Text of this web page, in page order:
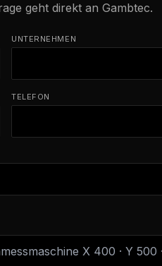
geht direkt an Gambtec.
UNTERNEHMEN
TELEFON